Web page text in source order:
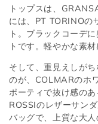
トップスは、
には、PT TORINOの
ト。ブラックコーデ
トです。軽やかな素
そして、重見えしが
のが、COLMARのホ
ポーティで抜け感の
ROSSIのレザーサン
バッグで、上質な大人